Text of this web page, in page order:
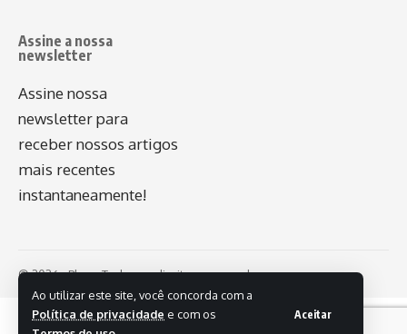
Ao utilizar este site, você concorda com a
Política de privacidade e com os
Aceitar
Assine a nossa
newsletter
Assine nossa
newsletter para
receber nossos artigos
mais recentes
instantaneamente!
© 2026 - Plug - Todos os direitos reservados.